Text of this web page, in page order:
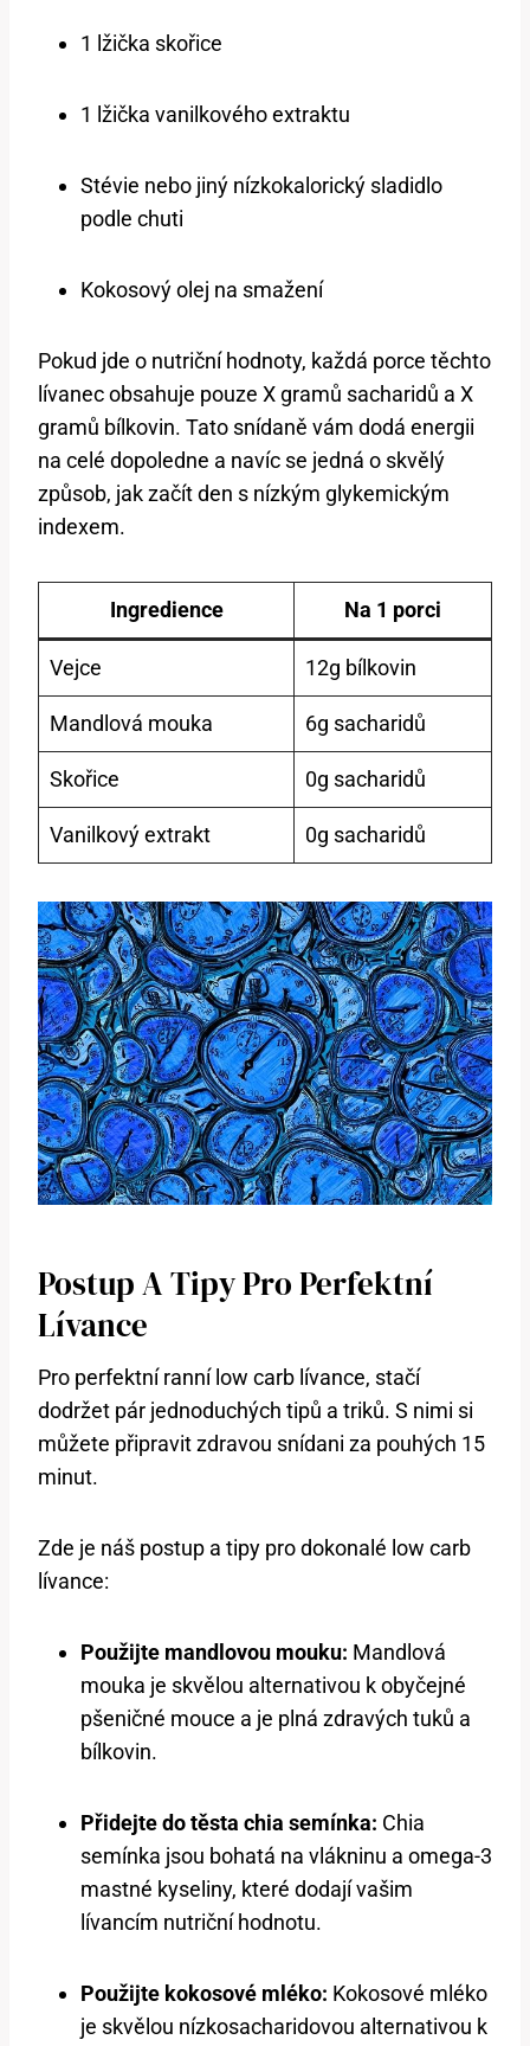
1 lžička skořice
1 lžička vanilkového extraktu
Stévie nebo jiný nízkokalorický sladidlo
podle chuti
Kokosový olej na smažení
Pokud jde o nutriční hodnoty, každá porce těchto
lívanec obsahuje pouze X gramů sacharidů a X
gramů bílkovin. Tato snídaně vám dodá energii
na celé dopoledne a navíc se jedná o skvělý
způsob, jak začít den s nízkým glykemickým
indexem.
Ingredience Na 1 porci
Vejce 12g bílkovin
Mandlová mouka 6g sacharidů
Skořice 0g sacharidů
Vanilkový extrakt 0g sacharidů
Postup A Tipy Pro Perfektní
Lívance
Pro perfektní ranní low carb lívance, stačí
dodržet pár jednoduchých tipů a triků. S nimi si
můžete připravit zdravou snídani za pouhých 15
minut.
Zde je náš postup a tipy pro dokonalé low carb
lívance:
Použijte mandlovou mouku: Mandlová
mouka je skvělou alternativou k obyčejné
pšeničné mouce a je plná zdravých tuků a
bílkovin.
Přidejte do těsta chia semínka: Chia
semínka jsou bohatá na vlákninu a omega-3
mastné kyseliny, které dodají vašim
lívancím nutriční hodnotu.
Použijte kokosové mléko: Kokosové mléko
je skvělou nízkosacharidovou alternativou k